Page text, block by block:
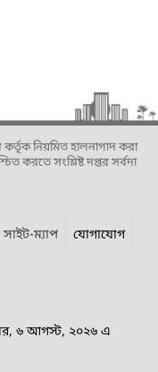
নিয়মিত হালনাগাদ করা
করতে সংশ্লিষ্ট দপ্তর সর্বদা
সাইট-ম্যাপ
যোগাযোগ
৬ আগস্ট, ২০২৬ এ